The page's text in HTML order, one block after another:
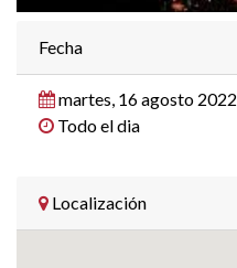
Fecha
martes, 16 agosto 2022
Todo el dia
Localización